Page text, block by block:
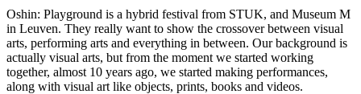
Oshin: Playground is a hybrid festival from STUK, and Museum M
in Leuven. They really want to show the crossover between visual
arts, performing arts and everything in between. Our background is
actually visual arts, but from the moment we started working
together, almost 10 years ago, we started making performances,
along with visual art like objects, prints, books and videos.